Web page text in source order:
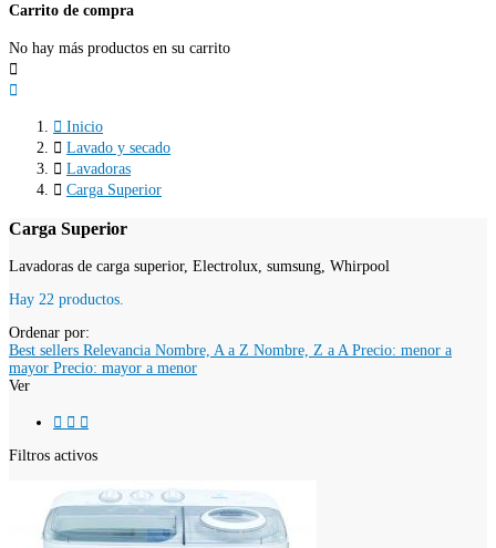
Carrito de compra
No hay más productos en su carrito


 Inicio
 Lavado y secado
 Lavadoras
 Carga Superior
Carga Superior
Lavadoras de carga superior, Electrolux, sumsung, Whirpool
Hay 22 productos.
Ordenar por:
Best sellers Relevancia Nombre, A a Z Nombre, Z a A Precio: menor a
mayor Precio: mayor a menor
Ver
  
Filtros activos